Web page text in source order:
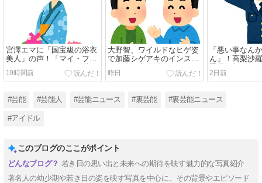
宮澤エマに「国宝級の浴衣
美人」の声！「マイ・フィ
クション」イベントで魅せ
た透明感【画像】
19時間前
大野智、ワイルドなヒゲ姿
で加藤シゲアキのインスタ
に降臨！本人以外のSNSで
は初？【画像】
昨日
「悪い事なん
ん」！高梨沙
署長の制服姿
い」と話題【
2日前
#芸能 #芸能人 #芸能ニュース #裏芸能 #裏芸能ニュース
#アイドル
このブログのここがポイント
若き日の思い出と未来への期待を映す魅力的な写真紹介
著名人の幼少期や若き日の姿を映す写真を中心に、その背景やエピソード